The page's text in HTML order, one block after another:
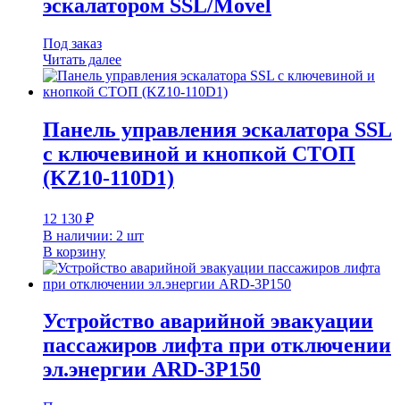
эскалатором SSL/Movel
Под заказ
Читать далее
Панель управления эскалатора SSL
с ключевиной и кнопкой СТОП
(KZ10-110D1)
12 130 ₽
В наличии: 2 шт
В корзину
Устройство аварийной эвакуации
пассажиров лифта при отключении
эл.энергии ARD-3P150